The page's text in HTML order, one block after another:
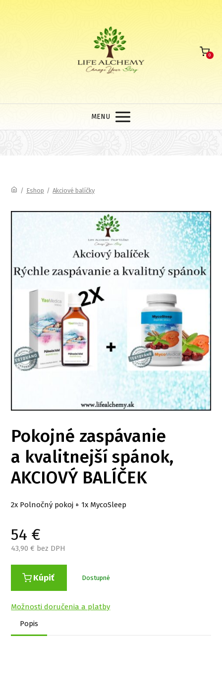
0
MENU
/ Eshop / Akciové balíčky
Pokojné zaspávanie
a kvalitnejší spánok,
AKCIOVÝ BALÍČEK
2x Polnočný pokoj + 1x MycoSleep
54 €
43,90 € bez DPH
Kúpiť Dostupné
Možnosti doručenia a platby
Popis